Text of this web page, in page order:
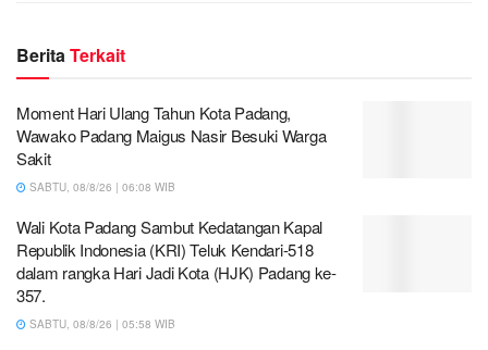
BeritaTerkait
Moment Hari Ulang Tahun Kota Padang,
Wawako Padang Maigus Nasir Besuki Warga
Sakit
SABTU, 08/8/26 | 06:08 WIB
Wali Kota Padang Sambut Kedatangan Kapal
Republik Indonesia (KRI) Teluk Kendari-518
dalam rangka Hari Jadi Kota (HJK) Padang ke-
357.
SABTU, 08/8/26 | 05:58 WIB